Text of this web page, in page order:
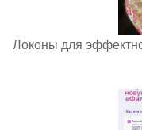
Локоны для